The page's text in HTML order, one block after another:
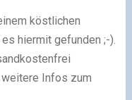
köstlichen
hiermit gefunden ;-).
weitere Infos zum